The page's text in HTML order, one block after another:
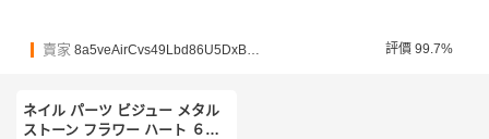
賣家 8a5veAirCvs49Lbd86U5DxBqxhx3v 評價 99.7%
ネイル パーツ ビジュー メタル
ストーン フラワー ハート ６種